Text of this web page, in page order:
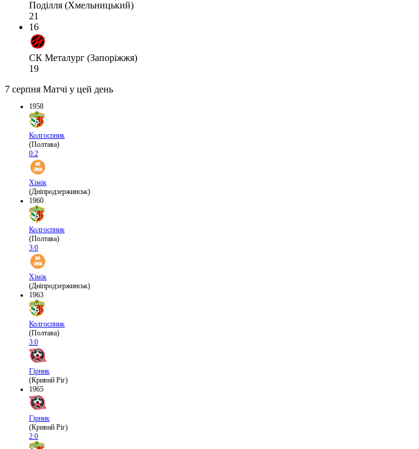
Поділля (Хмельницький)
21
16
СК Металург (Запоріжжя)
19
7 серпня Матчі у цей день
1958
Колгоспник
(Полтава)
0:2
Хімік
(Дніпродзержинськ)
1960
Колгоспник
(Полтава)
3:0
Хімік
(Дніпродзержинськ)
1963
Колгоспник
(Полтава)
3:0
Гірник
(Кривий Ріг)
1965
Гірник
(Кривий Ріг)
2:0